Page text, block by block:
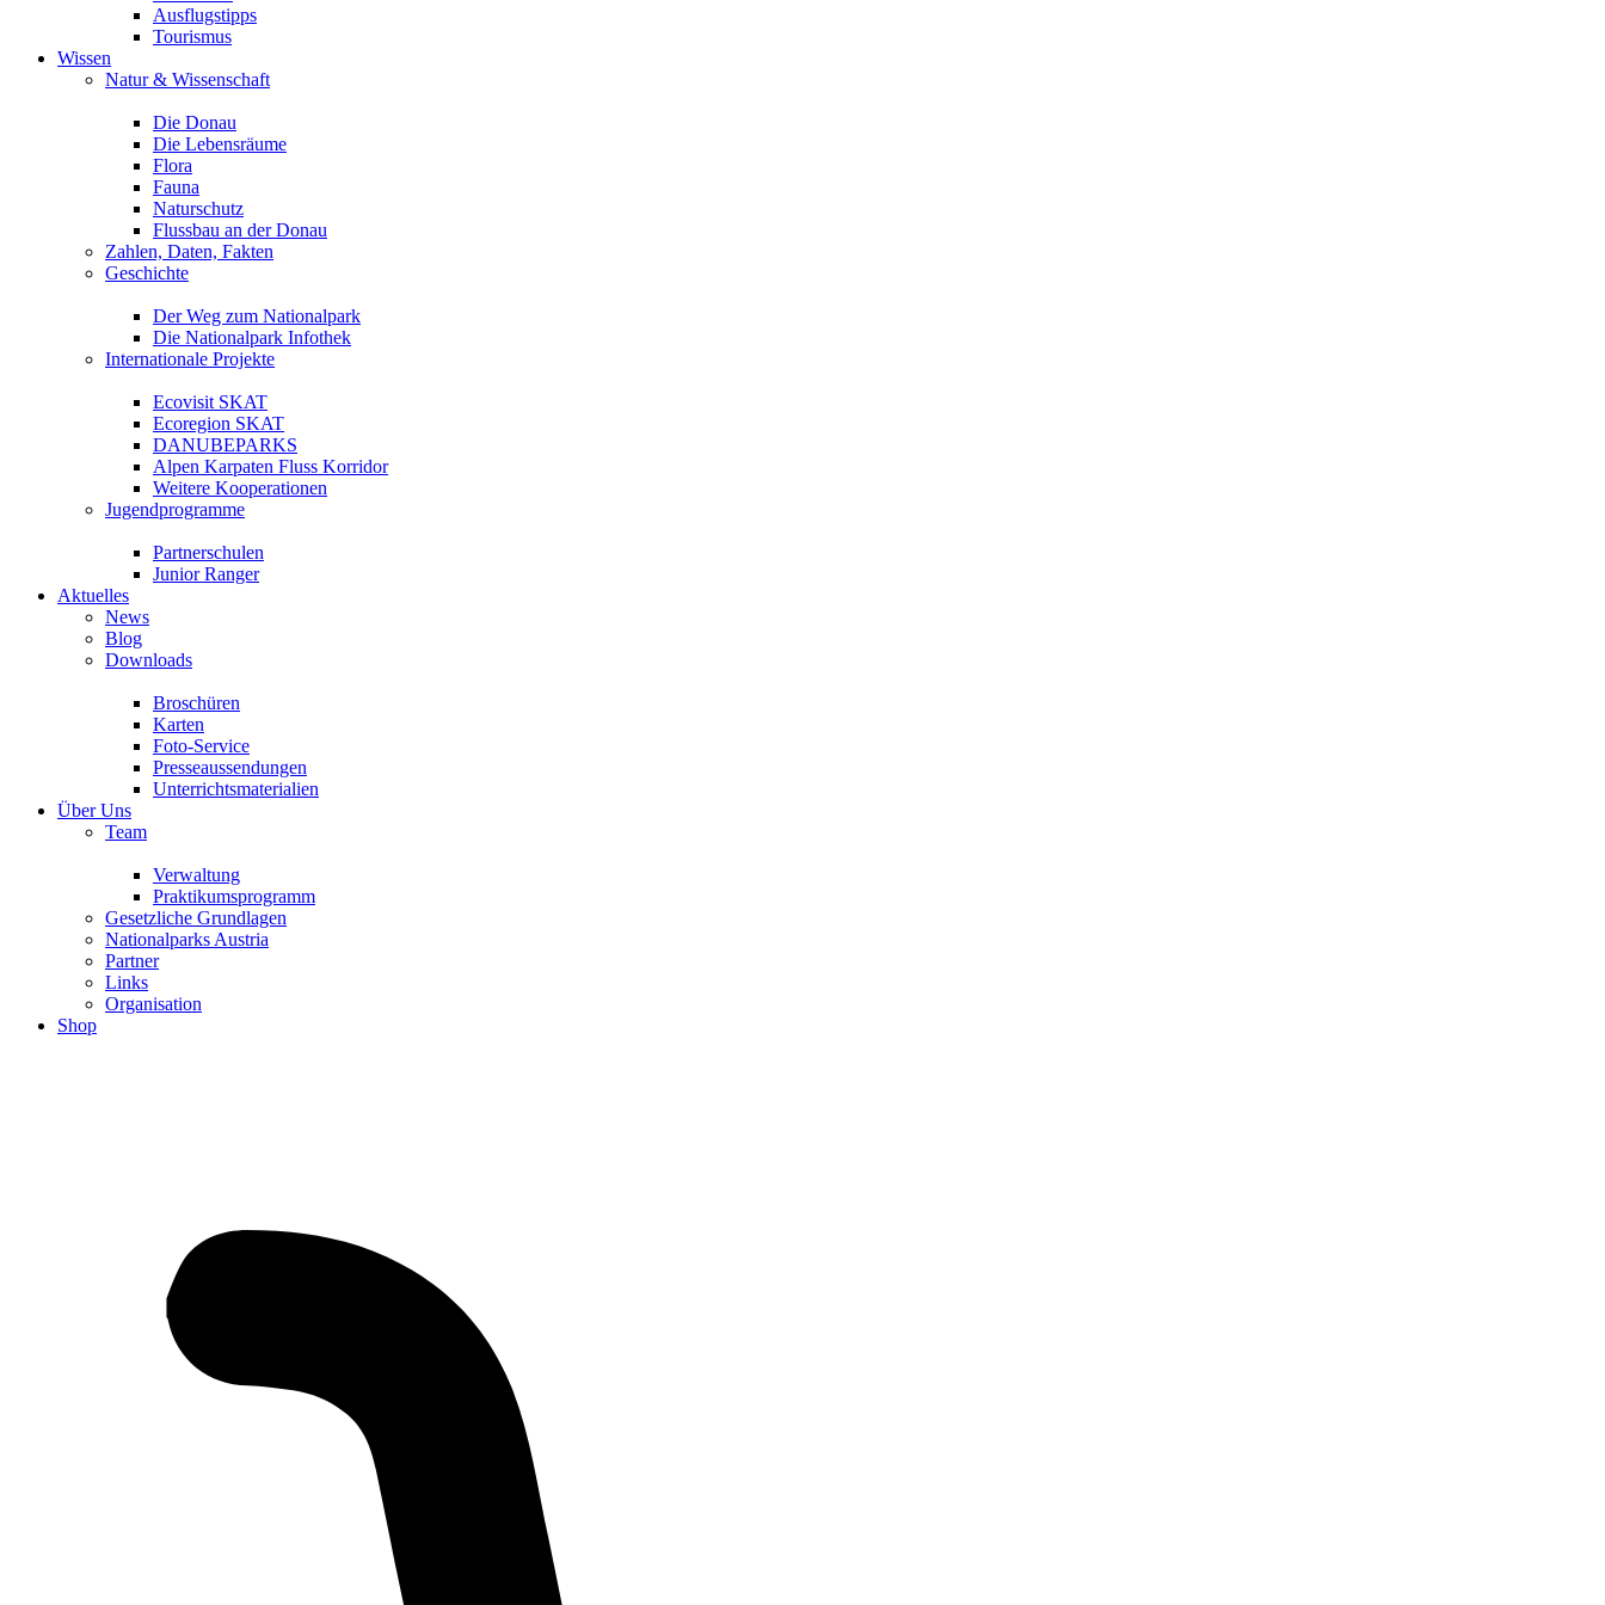
Ausflugstipps
Tourismus
Wissen
Natur & Wissenschaft
Die Donau
Die Lebensräume
Flora
Fauna
Naturschutz
Flussbau an der Donau
Zahlen, Daten, Fakten
Geschichte
Der Weg zum Nationalpark
Die Nationalpark Infothek
Internationale Projekte
Ecovisit SKAT
Ecoregion SKAT
DANUBEPARKS
Alpen Karpaten Fluss Korridor
Weitere Kooperationen
Jugendprogramme
Partnerschulen
Junior Ranger
Aktuelles
News
Blog
Downloads
Broschüren
Karten
Foto-Service
Presseaussendungen
Unterrichtsmaterialien
Über Uns
Team
Verwaltung
Praktikumsprogramm
Gesetzliche Grundlagen
Nationalparks Austria
Partner
Links
Organisation
Shop